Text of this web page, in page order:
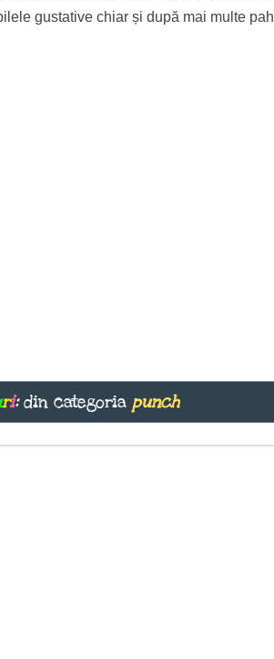
gustative chiar și după mai multe
ri:din categoriapunch